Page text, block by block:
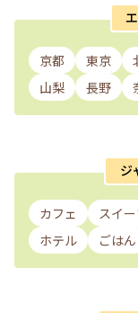
京都 東京
山梨
長野
ジ
カフェ スイ
ホテル
ごはん